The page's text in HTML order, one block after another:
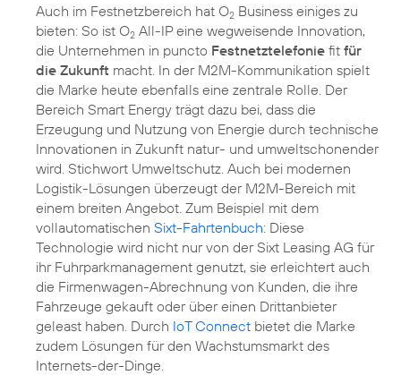
Auch im Festnetzbereich hat O2 Business einiges zu
bieten: So ist O2 All-IP eine wegweisende Innovation,
die Unternehmen in puncto Festnetztelefonie fit für
die Zukunft macht. In der M2M-Kommunikation spielt
die Marke heute ebenfalls eine zentrale Rolle. Der
Bereich Smart Energy trägt dazu bei, dass die
Erzeugung und Nutzung von Energie durch technische
Innovationen in Zukunft natur- und umweltschonender
wird. Stichwort Umweltschutz. Auch bei modernen
Logistik-Lösungen überzeugt der M2M-Bereich mit
einem breiten Angebot. Zum Beispiel mit dem
vollautomatischen Sixt-Fahrtenbuch: Diese
Technologie wird nicht nur von der Sixt Leasing AG für
ihr Fuhrparkmanagement genutzt, sie erleichtert auch
die Firmenwagen-Abrechnung von Kunden, die ihre
Fahrzeuge gekauft oder über einen Drittanbieter
geleast haben. Durch IoT Connect bietet die Marke
zudem Lösungen für den Wachstumsmarkt des
Internets-der-Dinge.